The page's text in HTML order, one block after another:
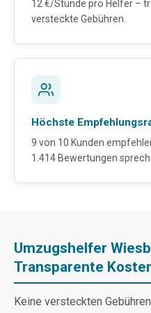
12 €/Stunde pro Helfer –
versteckte Gebühren.
Höchste
9 von 10 Kunden
1.414 Bewertungen
Umzugshelfer
Transparente
Keine versteckten